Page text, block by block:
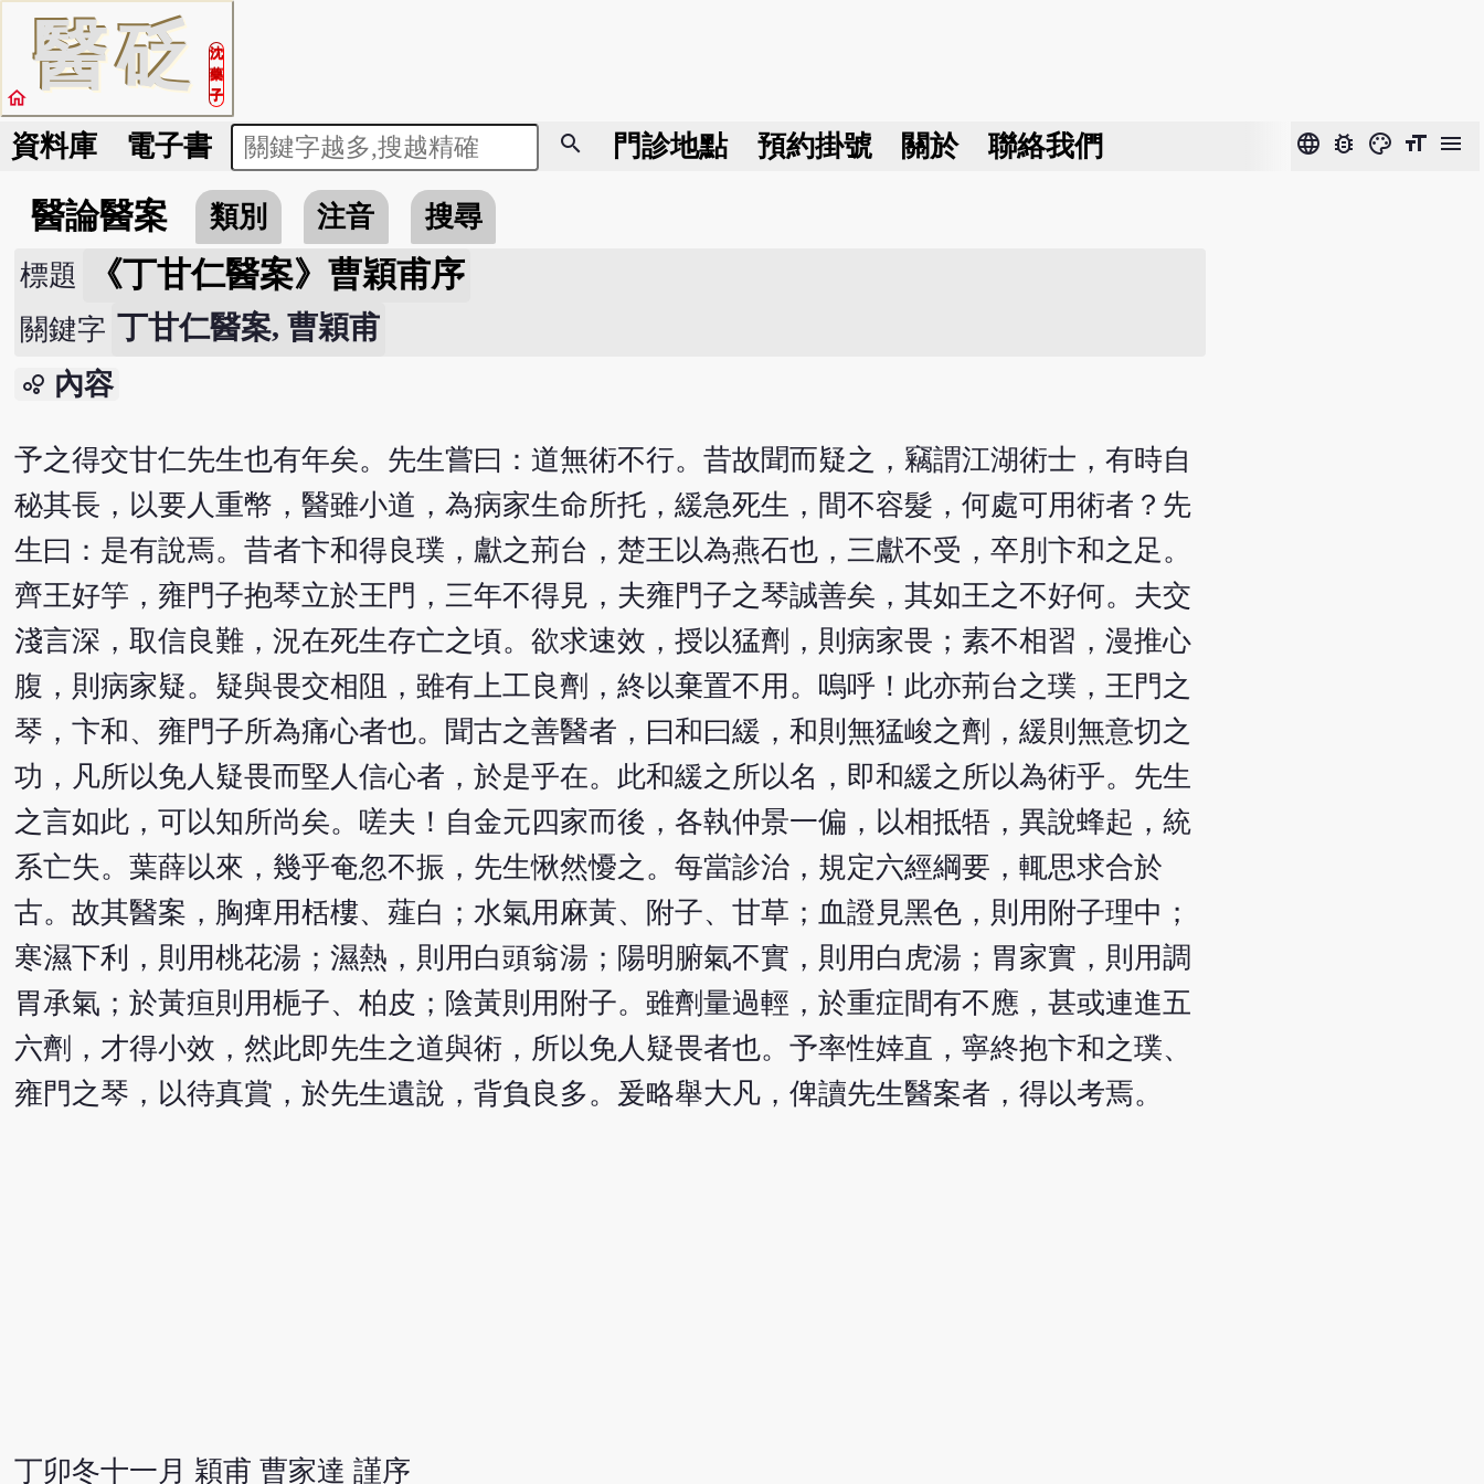
醫砭
沈
藥
子
home
資料庫 電子書 search 門診地點 預約掛號 關於 聯絡我們 language bug_report color_lens format_size menu
醫論醫案 類別 注音
搜尋
標題
《丁甘仁醫案》曹穎甫序
關鍵字 丁甘仁醫案, 曹穎甫
bubble_chart 內容
予之得交甘仁先生也有年矣。先生嘗曰：道無術不行。昔故聞而疑之，竊謂江湖術士，有時自
秘其長，以要人重幣，醫雖小道，為病家生命所托，緩急死生，間不容髮，何處可用術者？先
生曰：是有說焉。昔者卞和得良璞，獻之荊台，楚王以為燕石也，三獻不受，卒刖卞和之足。
齊王好竽，雍門子抱琴立於王門，三年不得見，夫雍門子之琴誠善矣，其如王之不好何。夫交
淺言深，取信良難，況在死生存亡之頃。欲求速效，授以猛劑，則病家畏；素不相習，漫推心
腹，則病家疑。疑與畏交相阻，雖有上工良劑，終以棄置不用。嗚呼！此亦荊台之璞，王門之
琴，卞和、雍門子所為痛心者也。聞古之善醫者，曰和曰緩，和則無猛峻之劑，緩則無意切之
功，凡所以免人疑畏而堅人信心者，於是乎在。此和緩之所以名，即和緩之所以為術乎。先生
之言如此，可以知所尚矣。嗟夫！自金元四家而後，各執仲景一偏，以相抵牾，異說蜂起，統
系亡失。葉薛以來，幾乎奄忽不振，先生愀然懮之。每當診治，規定六經綱要，輒思求合於
古。故其醫案，胸痺用栝樓、薤白；水氣用麻黃、附子、甘草；血證見黑色，則用附子理中；
寒濕下利，則用桃花湯；濕熱，則用白頭翁湯；陽明腑氣不實，則用白虎湯；胃家實，則用調
胃承氣；於黃疸則用梔子、柏皮；陰黃則用附子。雖劑量過輕，於重症間有不應，甚或連進五
六劑，才得小效，然此即先生之道與術，所以免人疑畏者也。予率性婞直，寧終抱卞和之璞、
雍門之琴，以待真賞，於先生遺說，背負良多。爰略舉大凡，俾讀先生醫案者，得以考焉。
丁卯冬十一月 穎甫 曹家達 謹序